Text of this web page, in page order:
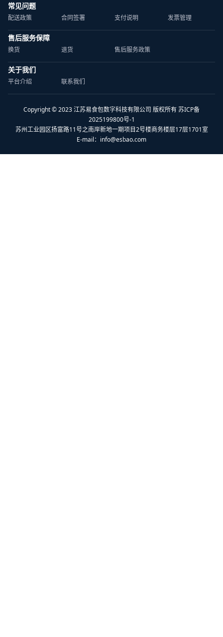
常见问题
配送政策 合同签署 支付说明 发票管理
售后服务保障
换货 退货 售后服务政策
关于我们
平台介绍 联系我们
Copyright © 2023 江苏易食包数字科技有限公司 版权所有 苏ICP备
2025199800号-1
苏州工业园区扬富路11号之南岸新地一期项目2号楼商务楼层17层1701室
E-mail： info@esbao.com